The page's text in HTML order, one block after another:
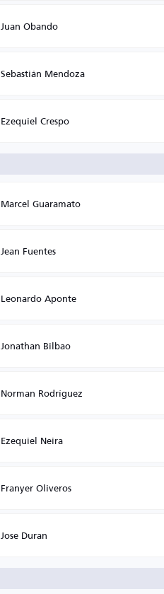
Juan Obando
Sebastián Mendoza
Ezequiel Crespo
Marcel Guaramato
Jean Fuentes
Leonardo Aponte
Jonathan Bilbao
Norman Rodríguez
Ezequiel Neira
Franyer Oliveros
Jose Duran